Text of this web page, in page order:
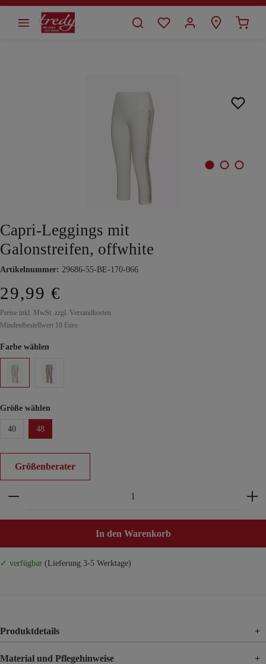
springen
Capri-Leggings mit
Galonstreifen, offwhite
Artikelnummer: 29686-55-BE-170-066
29,99 €
Preise inkl. MwSt. zzgl. Versandkosten
Mindestbestellwert 10 Euro
Farbe wählen
Größe wählen
40 48
Größenberater
Produkt Anzahl: Gib den gewünschten Wert ein
In den Warenkorb
✓ verfügbar (Lieferung 3-5 Werktage)
Produktdetails +
Material und Pflegehinweise +